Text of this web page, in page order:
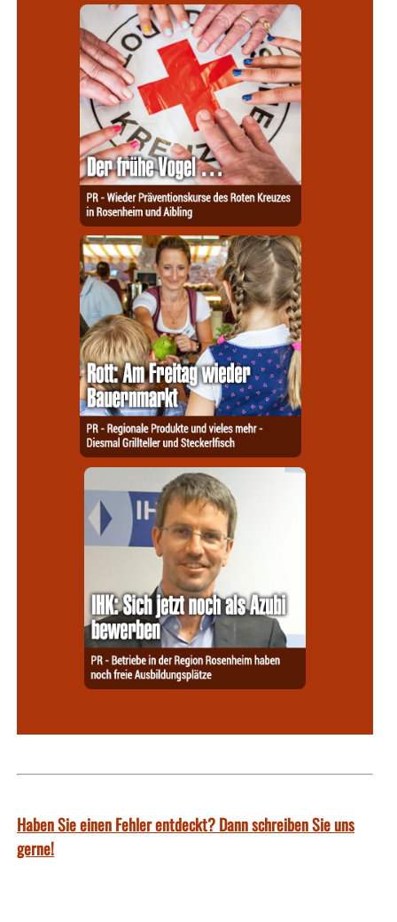
Haben Sie einen Fehler entdeckt? Dann schreiben Sie uns
gerne!